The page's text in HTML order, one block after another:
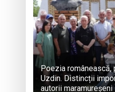
Poezia românească,
Uzdin. Distincții
autorii maramureșeni